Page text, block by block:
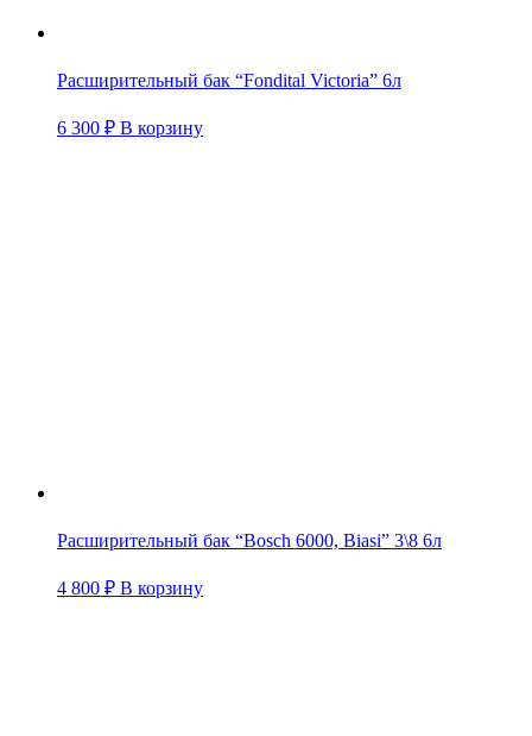
Расширительный бак “Fondital Victoria” 6л
6 300 ₽ В корзину
Расширительный бак “Bosch 6000, Biasi” 3\8 6л
4 800 ₽ В корзину